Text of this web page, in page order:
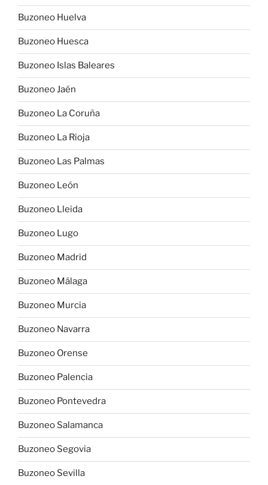
Buzoneo Huelva
Buzoneo Huesca
Buzoneo Islas Baleares
Buzoneo Jaén
Buzoneo La Coruña
Buzoneo La Rioja
Buzoneo Las Palmas
Buzoneo León
Buzoneo Lleida
Buzoneo Lugo
Buzoneo Madrid
Buzoneo Málaga
Buzoneo Murcia
Buzoneo Navarra
Buzoneo Orense
Buzoneo Palencia
Buzoneo Pontevedra
Buzoneo Salamanca
Buzoneo Segovia
Buzoneo Sevilla